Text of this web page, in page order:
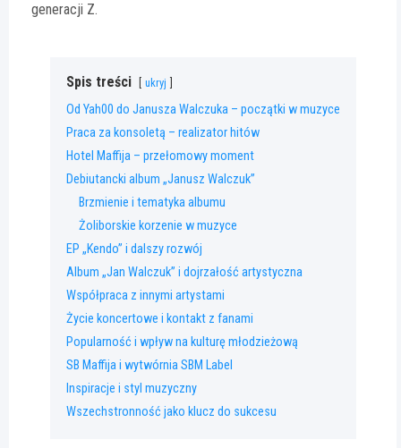
generacji Z.
Spis treści ukryj
Od Yah00 do Janusza Walczuka – początki w muzyce
Praca za konsoletą – realizator hitów
Hotel Maffija – przełomowy moment
Debiutancki album „Janusz Walczuk”
Brzmienie i tematyka albumu
Żoliborskie korzenie w muzyce
EP „Kendo” i dalszy rozwój
Album „Jan Walczuk” i dojrzałość artystyczna
Współpraca z innymi artystami
Życie koncertowe i kontakt z fanami
Popularność i wpływ na kulturę młodzieżową
SB Maffija i wytwórnia SBM Label
Inspiracje i styl muzyczny
Wszechstronność jako klucz do sukcesu